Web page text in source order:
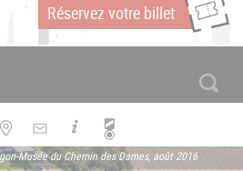
a
m
e
Réservez votre billet
Musée du Chemin des Dames, août 2016